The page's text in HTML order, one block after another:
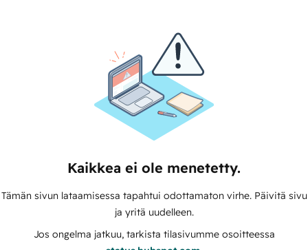
Kaikkea ei ole menetetty.
Tämän sivun lataamisessa tapahtui odottamaton virhe. Päivitä sivu
ja yritä uudelleen.
Jos ongelma jatkuu, tarkista tilasivumme osoitteessa